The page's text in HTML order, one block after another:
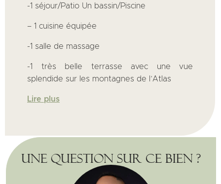
-1 séjour/Patio Un bassin/Piscine
– 1 cuisine équipée
-1 salle de massage
-1 très belle terrasse avec une vue
splendide sur les montagnes de l’Atlas
Lire plus
Une question sur ce bien ?